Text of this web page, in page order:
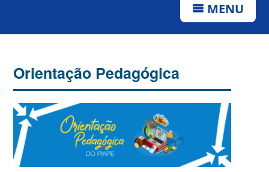
MENU
Orientação Pedagógica